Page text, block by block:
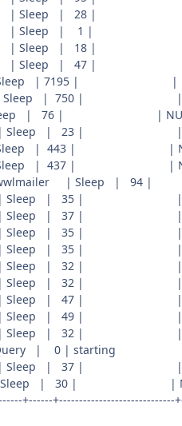
| assp | Sleep |
| assp | Sleep | 1
| assp | Sleep |
| assp | Sleep |
| Sleep | 7195 | |
| Sleep | 750 |
Sleep | 76 | |
| Sleep | 23 |
| Sleep | 443 | |
| Sleep | 437 | |
| wwlmailer |
| Sleep | 35 |
| Sleep | 37 |
| Sleep | 35 |
| Sleep | 35 |
| Sleep | 32 |
| Sleep | 32 |
| Sleep | 47 |
| Sleep | 49 |
| Sleep | 32 |
| 0 | starting | show
| Sleep | 37 |
| Sleep | 30 | |
+------+-----------------------------